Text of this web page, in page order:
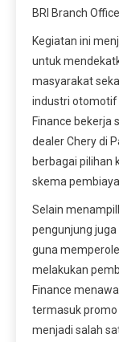
BRI Branch
Kegiatan ini
untuk
masyarakat
industri otomotif
Finance bekerja
dealer Chery di
berbagai pilihan
skema
Selain
pengunjung
guna
melakukan
Finance
termasuk promo
menjadi salah